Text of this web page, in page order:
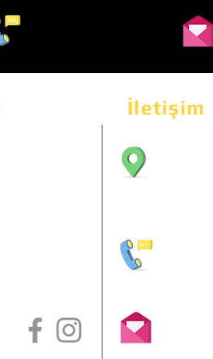
İletişim